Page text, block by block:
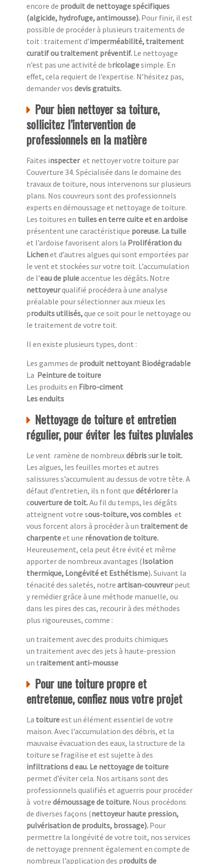
encore de produit de nettoyage spécifiques
(algicide, hydrofuge, antimousse). Pour finir, il est
possible de procéder à plusieurs traitements de
toit : traitement d’imperméabilité, traitement
curatif ou traitement préventif. Le nettoyage
n’est pas une activité de bricolagesimple. En
effet, cela requiert de l’expertise. N’hésitez pas,
demander vos devis gratuits.
Pour bien nettoyer sa toiture,
sollicitez l’intervention de
professionnels en la matière
Faites inspecter et nettoyer votre toiture par
Couverture 34. Spécialisée dans le domaine des
travaux de toiture, nous intervenons sur plusieurs
plans. Nos couvreurs sont des professionnels
experts en démoussage et nettoyage de toiture.
Les toitures en tuiles en terre cuite et en ardoise
présentent une caractéristique poreuse. La tuile
et l’ardoise favorisent alors la Prolifération du
Lichenet d’autres algues qui sont emportées par
le vent et stockées sur votre toit. L’accumulation
de l’eau de pluieaccentue les dégâts. Notre
nettoyeurqualifié procédera à une analyse
préalable pour sélectionner aux mieux les
produits utilisés,que ce soit pour le nettoyage ou
le traitement de votre toit.
Il en existe plusieurs types, dont :
Les gammes de produit nettoyant Biodégradable
La Peinture de toiture
Les produits en Fibro-ciment
Les enduits
Nettoyage de toiture et entretien
régulier, pour éviter les fuites pluviales
Le vent ramène de nombreuxdébrissur le toit.
Les algues, les feuilles mortes et autres
salissures s’accumulent au dessus de votre tête. A
défaut d’entretien, ils n font que détériorerla
couverture de toit.Au fil du temps, les dégâts
atteignent votre sous-toiture, vos combles et
vous forcent alors à procéder à un traitement de
charpenteet une rénovation de toiture.
Heureusement, cela peut être évité et même
apporter de nombreux avantages (Isolation
thermique, Longévité et Esthétisme).Suivant la
ténacité des saletés, notre artisan-couvreurpeut
y remédier grâce à une méthode manuelle, ou
dans les pires des cas, recourir à des méthodes
plus rigoureuses, comme :
un traitement avec des produits chimiques
un traitement avec des jets à haute-pression
un traitement anti-mousse
Pour une toiture propre et
entretenue, confiez nous votre projet
La toitureest un élément essentiel de votre
maison. Avec l’accumulation des débris, et la
mauvaise évacuation des eaux, la structure de la
toiture se fragilise et est sujette à des
infiltrations d eau. Le nettoyage de toiture
permet d’éviter cela. Nos artisans sont des
professionnels qualifiés et aguerris pour procéder
à votre démoussage de toiture. Nous procédons
de diverses façons (nettoyeur haute pression,
pulvérisation de produits, brossage). Pour
permettre la longévité de votre toit, nos services
de nettoyage prennent également en compte de
nombreux l’application des produits de